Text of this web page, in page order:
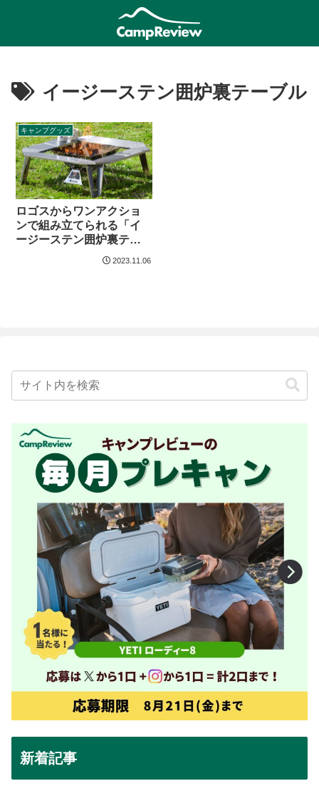
イージーステン囲炉裏テーブル
キャンプグッズ
ロゴスからワンアクショ
ンで組み立てられる「イ
ージーステン囲炉裏テー
2023.11.06
新着記事